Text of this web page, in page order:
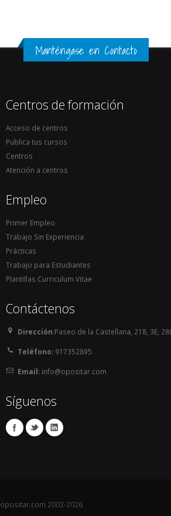
Manténgase en Contacto
Centros de formación
Acceso de centros
Publica tus cursos
Centros
Atención a centros
Empleo
Primer Empleo
Trabajo Sin Experiencia
Prácticas
Trabajo para Estudiantes
Plantillas Curriculum Vitae
Contáctenos
Dirección:Paseo de la Castellana, 218, 3E,
Teléfono: 917352895
Email:info@opositar.com
Síguenos
opositar.com 2002-2026